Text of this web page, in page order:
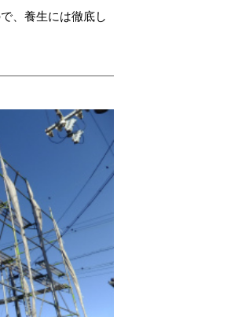
、養生には徹底し